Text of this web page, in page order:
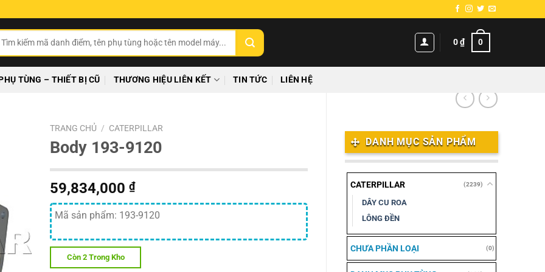
0₫ 0
TÙNG – THIẾT BỊ CŨ THƯƠNG HIỆU LIÊN KẾT TIN TỨC LIÊN HỆ
DANH MỤC SẢN PHẨM
CATERPILLAR (2239)
DÂY CU ROA
LÔNG ĐỀN
CHƯA PHẦN LOẠI (0)
TRANG CHỦ / CATERPILLAR
Body 193-9120
59,834,000₫
Mã sản phẩm: 193-9120
Còn 2 Trong Kho